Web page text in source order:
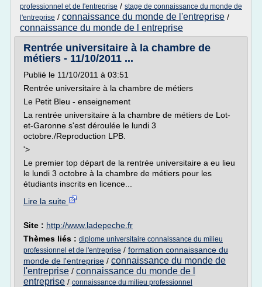
professionnel et de l'entreprise / stage de connaissance du monde de
l'entreprise / connaissance du monde de l'entreprise /
connaissance du monde de l entreprise
Rentrée universitaire à la chambre de
métiers - 11/10/2011 ...
Publié le 11/10/2011 à 03:51
Rentrée universitaire à la chambre de métiers
Le Petit Bleu - enseignement
La rentrée universitaire à la chambre de métiers de Lot-
et-Garonne s'est déroulée le lundi 3
octobre./Reproduction LPB.
'>
Le premier top départ de la rentrée universitaire a eu lieu
le lundi 3 octobre à la chambre de métiers pour les
étudiants inscrits en licence...
Lire la suite
Site : http://www.ladepeche.fr
Thèmes liés : diplome universitaire connaissance du milieu
professionnel et de l'entreprise / formation connaissance du
monde de l'entreprise / connaissance du monde de
l'entreprise / connaissance du monde de l
entreprise / connaissance du milieu professionnel